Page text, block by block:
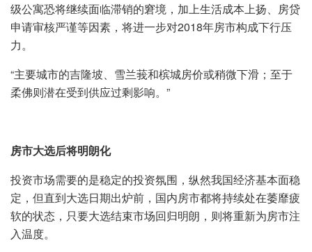
级公寓恐将继续面临滞销的窘境，加上生活成本上扬、房贷
申请审核严谨等因素，将进一步对2018年房市构成下行压
力。
“主要城市的吉隆坡、雪兰莪和槟城房价或稍微下滑；至于
柔佛则潜在受到供应过剩影响。”
房市大选后将明朗化
投资市场需要的是稳定的投资氛围，纵然我国经济基本面稳
定，但直到大选日期出炉前，国内房市都将持续处在萎靡疲
软的状态，只要大选结束市场回归明朗，则将重新为房市注
入温度。